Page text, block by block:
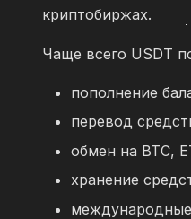
криптобиржах.
Чаще всего USDT
пополнение
перевод
обмен на BTC,
хранение